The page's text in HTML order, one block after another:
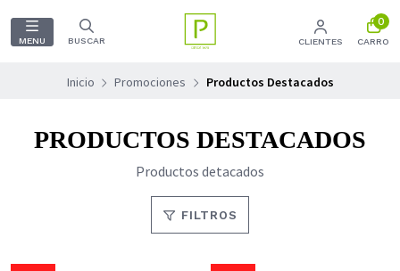
MENU BUSCAR CLIENTES
0
CARRO
Inicio Promociones Productos Destacados
PRODUCTOS DESTACADOS
Productos detacados
FILTROS